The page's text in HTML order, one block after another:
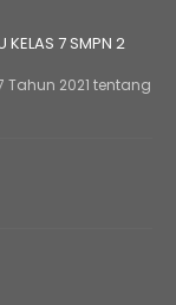
KELAS 7 SMPN 2
Tahun 2021 tentang